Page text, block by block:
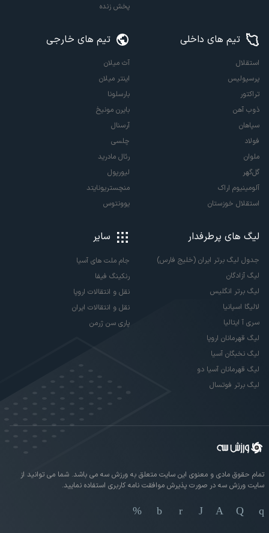
پخش زنده
تیم های داخلی
استقلال
پرسپولیس
تراکتور
ذوب آهن
سپاهان
فولاد
ملوان
گل‌گهر
آلومینیوم اراک
استقلال خوزستان
تیم های خارجی
آث میلان
اینتر میلان
بارسلونا
بایرن مونیخ
آرسنال
چلسی
رئال مادرید
لیورپول
منچستریونایتد
یوونتوس
لیگ های پرطرفدار
جدول لیگ برتر ایران (خلیج فارس)
لیگ آزادگان
لیگ برتر انگلیس
لالیگا اسپانیا
سری آ ایتالیا
لیگ قهرمانان اروپا
لیگ نخبگان آسیا
لیگ قهرمانان آسیا دو
لیگ برتر فوتسال
سایر
جام ملت های آسیا
رنکینگ فیفا
نقل و انتقالات اروپا
نقل و انتقالات ایران
پاری سن ژرمن
تمام حقوق مادی و معنوی این سایت متعلق به ورزش سه می باشد. شما می توانید از
سایت ورزش سه در صورت پذیرش موافقت نامه کاربری استفاده نمایید.